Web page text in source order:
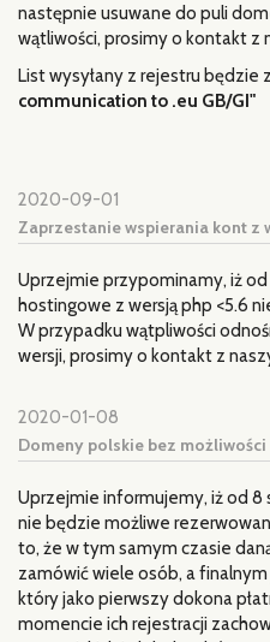
następnie usuwane do puli
wątliwości, prosimy o kontakt z
List wysyłany z rejestru będzie
communication to .eu GB/GI"
2020-09-01
Zaprzestanie wspierania kont z
Uprzejmie przypominamy, iż
hostingowe z wersją php <5.6
W przypadku wątpliwości
wersji, prosimy o kontakt z
2020-01-08
Domeny polskie bez
Uprzejmie informujemy, iż od 8
nie będzie możliwe
to, że w tym samym czasie
zamówić wiele osób, a
który jako pierwszy dokona
momencie ich rejestracji